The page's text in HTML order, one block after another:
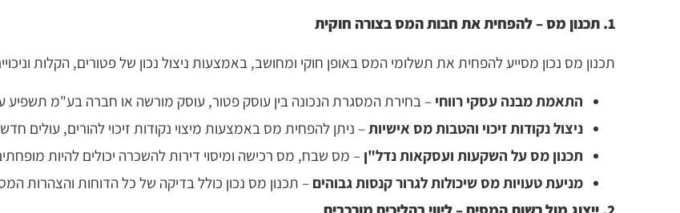
1. תכנון מס – להפחית את חבות המס בצורה חוקית
תכנון מס נכון מסייע להפחית את תשלומי המס באופן חוקי ומחושב, באמצעות ניצול נכון של פטורים, הקלות
התאמת מבנה עסקי רווחי – בחירת המסגרת הנכונה בין עוסק פטור, עוסק מורשה או חברה בע"מ תשפיע
ניצול נקודות זיכוי והטבות מס אישיות– ניתן להפחית מס באמצעות מיצוי נקודות זיכוי להורים, עולים
תכנון מס על השקעות ועסקאות נדל"ן – מס שבח, מס רכישה ומיסוי דירות להשכרה יכולים להיות
מניעת טעויות מס שיכולות לגרור קנסות גבוהים – תכנון מס נכון כולל בדיקה של כל הדוחות והצהרות